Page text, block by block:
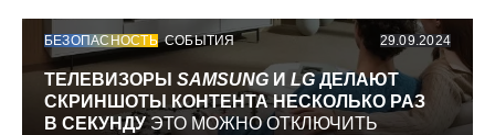
БЕЗОПАСНОСТЬ СОБЫТИЯ 29.09.2024
ТЕЛЕВИЗОРЫ SAMSUNG И LGДЕЛАЮТ
СКРИНШОТЫ КОНТЕНТА НЕСКОЛЬКО РАЗ
В СЕКУНДУЭТО МОЖНО ОТКЛЮЧИТЬ